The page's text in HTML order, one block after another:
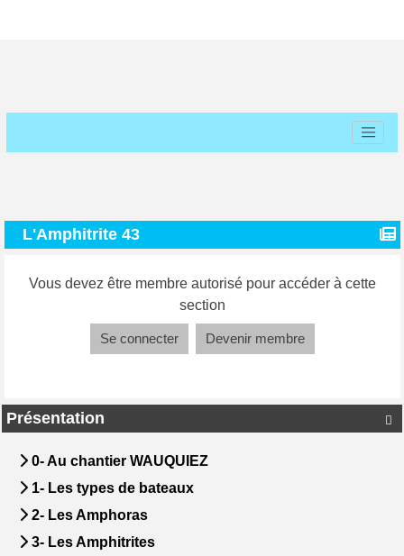

Présentation
0- Au chantier WAUQUIEZ
1- Les types de bateaux
2- Les Amphoras
3- Les Amphitrites
L'Amphitrite 43
Vous devez être membre autorisé pour accéder à cette
section
Se connecter Devenir membre